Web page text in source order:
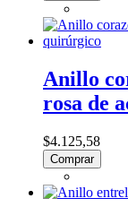
Anillo
rosa de
$4.125,58
Comprar